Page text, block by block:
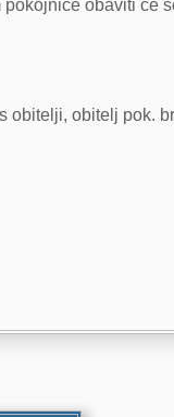
obaviti će
obitelji, obitelj pok.